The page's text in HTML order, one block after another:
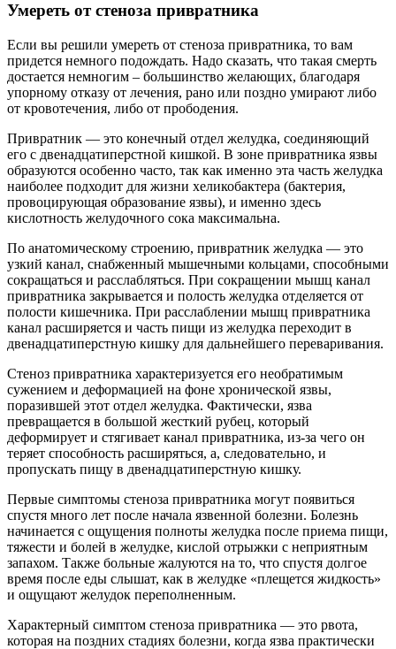
Умереть от стеноза привратника
Если вы решили умереть от стеноза привратника, то вам
придется немного подождать. Надо сказать, что такая смерть
достается немногим – большинство желающих, благодаря
упорному отказу от лечения, рано или поздно умирают либо
от кровотечения, либо от прободения.
Привратник — это конечный отдел желудка, соединяющий
его с двенадцатиперстной кишкой. В зоне привратника язвы
образуются особенно часто, так как именно эта часть желудка
наиболее подходит для жизни хеликобактера (бактерия,
провоцирующая образование язвы), и именно здесь
кислотность желудочного сока максимальна.
По анатомическому строению, привратник желудка — это
узкий канал, снабженный мышечными кольцами, способными
сокращаться и расслабляться. При сокращении мышц канал
привратника закрывается и полость желудка отделяется от
полости кишечника. При расслаблении мышц привратника
канал расширяется и часть пищи из желудка переходит в
двенадцатиперстную кишку для дальнейшего переваривания.
Стеноз привратника характеризуется его необратимым
сужением и деформацией на фоне хронической язвы,
поразившей этот отдел желудка. Фактически, язва
превращается в большой жесткий рубец, который
деформирует и стягивает канал привратника, из-за чего он
теряет способность расширяться, а, следовательно, и
пропускать пищу в двенадцатиперстную кишку.
Первые симптомы стеноза привратника могут появиться
спустя много лет после начала язвенной болезни. Болезнь
начинается с ощущения полноты желудка после приема пищи,
тяжести и болей в желудке, кислой отрыжки с неприятным
запахом. Также больные жалуются на то, что спустя долгое
время после еды слышат, как в желудке «плещется жидкость»
и ощущают желудок переполненным.
Характерный симптом стеноза привратника — это рвота,
которая на поздних стадиях болезни, когда язва практически